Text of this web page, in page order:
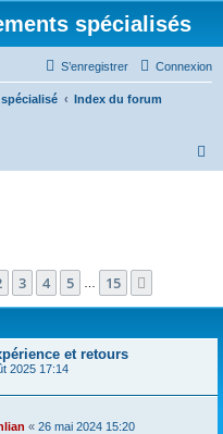
spécialisés
Connexion
S’enregistrer
Index du forum
c
15
3 4 5 15
et retours
2025 17:14
« 26 mai 2024 15:20